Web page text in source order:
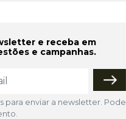
e receba em
e campanhas.
para enviar a newsletter. Pode